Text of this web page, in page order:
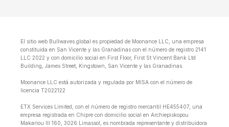
El sitio web Bullwaves.global es propiedad de Moonance LLC, una empresa
constituida en San Vicente y las Granadinas con el número de registro 2141
LLC 2022 y con domicilio social en First Floor, First St Vincent Bank Ltd
Building, James Street, Kingstown, San Vicente y las Granadinas.
Moonance LLC está autorizada y regulada por MISA con el número de
licencia T2022122
ETX Services Limited, con el número de registro mercantil HE455407, una
empresa registrada en Chipre con domicilio social en Archiepiskopou
Makariou lll 160, 3026 Limassol, es nombrada representante y distribuidora